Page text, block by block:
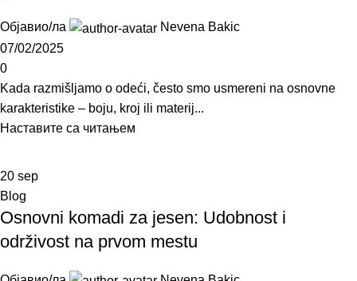
Објавио/ла
Nevena Bakic
07/02/2025
0
Kada razmišljamo o odeći, često smo usmereni na osnovne
karakteristike – boju, kroj ili materij...
Наставите са читањем
20 sep
Blog
Osnovni komadi za jesen: Udobnost i
održivost na prvom mestu